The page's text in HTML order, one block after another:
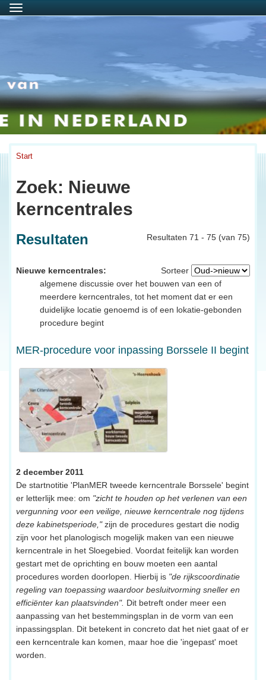
Menu
Start
Zoek: Nieuwe
kerncentrales
Resultaten 71 - 75 (van 75)
Resultaten
Sorteer
Nieuwe kerncentrales:
algemene discussie over het bouwen van een of
meerdere kerncentrales, tot het moment dat er een
duidelijke locatie genoemd is of een lokatie-gebonden
procedure begint
MER-procedure voor inpassing Borssele II begint
2 december 2011
De startnotitie 'PlanMER tweede kerncentrale Borssele' begint
er letterlijk mee: om "zicht te houden op het verlenen van een
vergunning voor een veilige, nieuwe kerncentrale nog tijdens
deze kabinetsperiode,"zijn de procedures gestart die nodig
zijn voor het planologisch mogelijk maken van een nieuwe
kerncentrale in het Sloegebied. Voordat feitelijk kan worden
gestart met de oprichting en bouw moeten een aantal
procedures worden doorlopen. Hierbij is "de rijkscoordinatie
regeling van toepassing waardoor besluitvorming sneller en
efficiënter kan plaatsvinden". Dit betreft onder meer een
aanpassing van het bestemmingsplan in de vorm van een
inpassingsplan. Dit betekent in concreto dat het niet gaat of er
een kerncentrale kan komen, maar hoe die 'ingepast' moet
worden.